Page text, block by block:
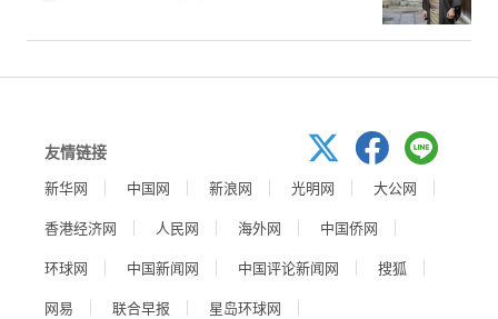
友情链接
新华网 中国网 新浪网 光明网
大公网
香港经济网
人民网 海外网
中国侨网
环球网
中国新闻网 中国评论新闻网
搜狐
网易
联合早报
星岛环球网